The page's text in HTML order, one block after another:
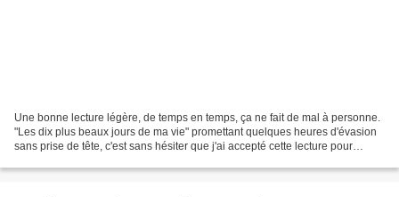
Une bonne lecture légère, de temps en temps, ça ne fait de mal à personne.
"Les dix plus beaux jours de ma vie" promettant quelques heures d'évasion
sans prise de tête, c'est sans hésiter que j'ai accepté cette lecture pour